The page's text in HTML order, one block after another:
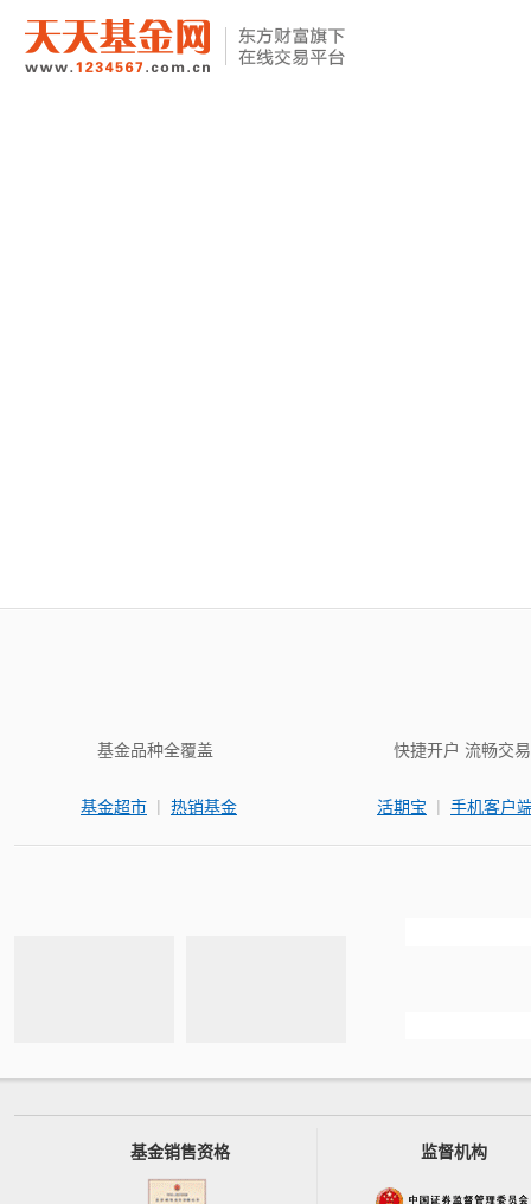
基金品种全覆盖
基金超市 | 热销基金
快捷开户 流畅交易
活期宝 | 手机客户
基金销售资格 监督机构